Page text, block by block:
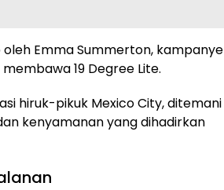
Emma Summerton, kampanye
19 Degree Lite.
hiruk-pikuk Mexico City, ditemani
kenyamanan yang dihadirkan